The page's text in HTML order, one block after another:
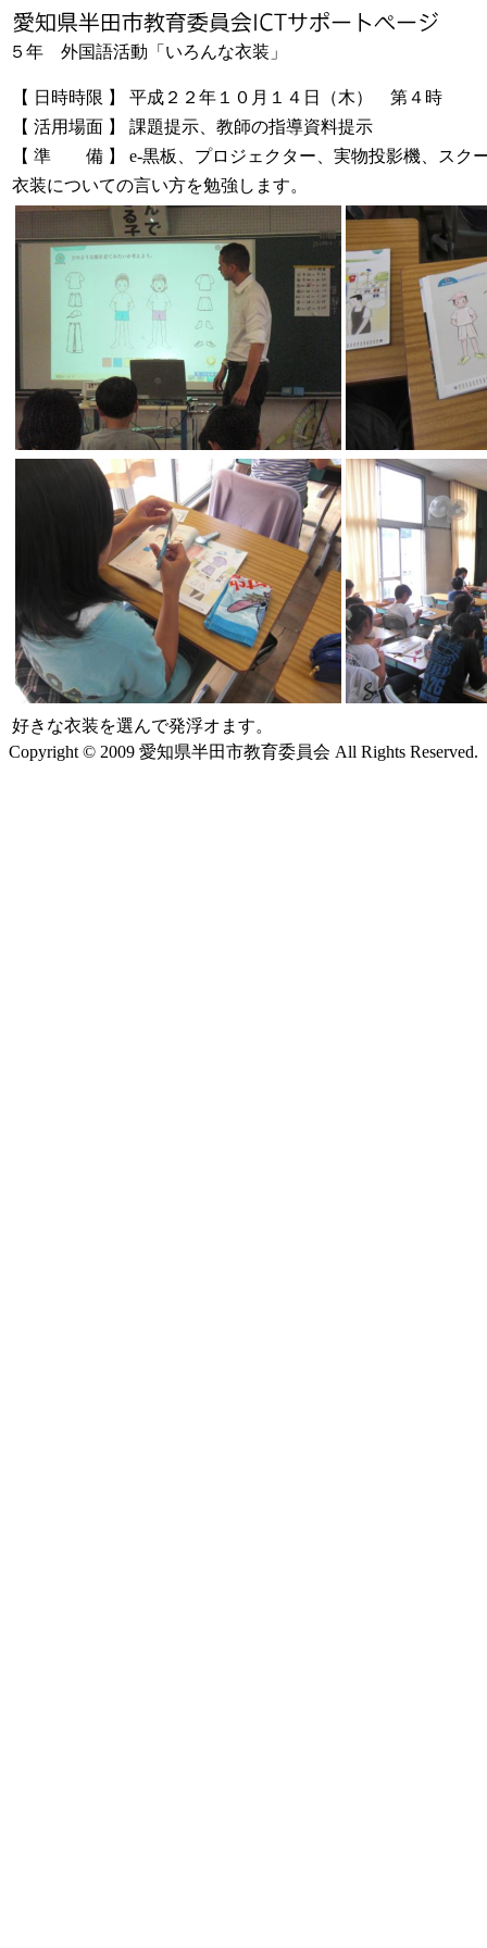
５年 外国語活動「いろんな衣装」
【 日時時限 】
平成２２年１０月１４日（木） 第４時
【 活用場面 】
課題提示、教師の指導資料提示
【 準 備 】
e-黒板、プロジェクター、実物投影機、スク
衣装についての言い方を勉強します。
好きな衣装を選んで発浮オます。
Copyright © 2009 愛知県半田市教育委員会 All Rights Reserved.